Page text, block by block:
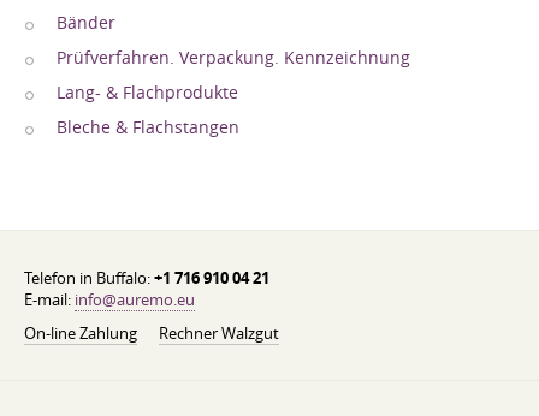
Bänder
Prüfverfahren. Verpackung. Kennzeichnung
Lang- & Flachprodukte
Bleche & Flachstangen
Telefon in Buffalo:+1 716 910 04 21
E-mail: info@auremo.eu
On-line Zahlung
Rechner Walzgut